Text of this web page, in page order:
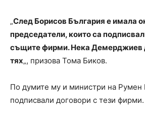
„След Борисов България е имала
председатели, които са
същите фирми. Нека Демерджиев
тях„, призова Тома Биков.
По думите му и министри на Румен
подписвали договори с тези фирми.